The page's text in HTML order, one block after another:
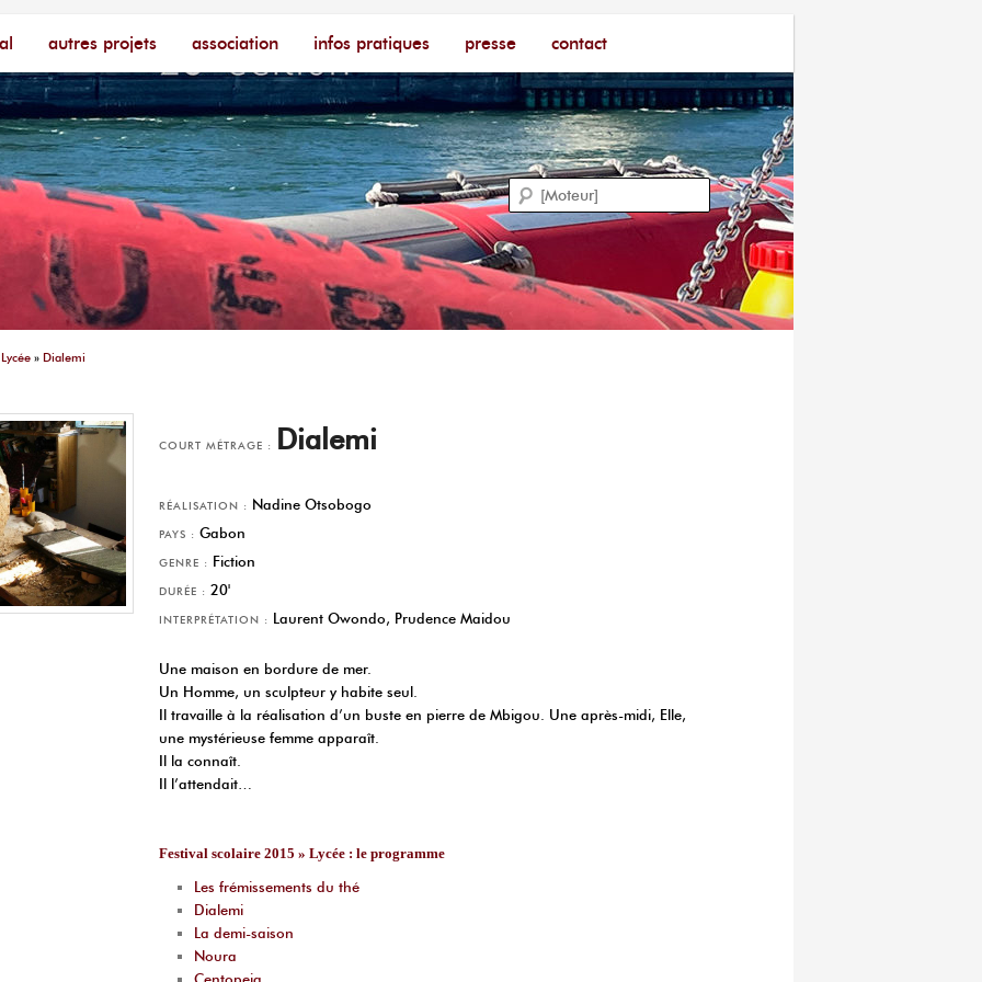
autres projets association infos pratiques presse contact
Recherche
Lycée » Dialemi
COURT MÉTRAGE : Dialemi
RÉALISATION : Nadine Otsobogo
PAYS : Gabon
GENRE : Fiction
DURÉE : 20'
INTERPRÉTATION : Laurent Owondo, Prudence Maidou
Une maison en bordure de mer.
Un Homme, un sculpteur y habite seul.
Il travaille à la réalisation d’un buste en pierre de Mbigou. Une après-midi, Elle,
une mystérieuse femme apparaît.
Il la connaît.
Il l’attendait…
Festival scolaire 2015 » Lycée : le programme
Les frémissements du thé
Dialemi
La demi-saison
Noura